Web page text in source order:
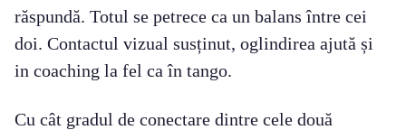
răspundă. Totul se petrece ca un balans între cei
doi. Contactul vizual susținut, oglindirea ajută și
in coaching la fel ca în tango.
Cu cât gradul de conectare dintre cele două